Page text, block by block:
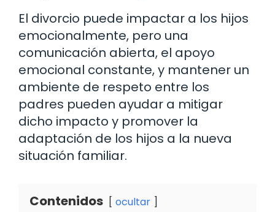
El divorcio puede impactar a los hijos
emocionalmente, pero una
comunicación abierta, el apoyo
emocional constante, y mantener un
ambiente de respeto entre los
padres pueden ayudar a mitigar
dicho impacto y promover la
adaptación de los hijos a la nueva
situación familiar.
Contenidos ocultar